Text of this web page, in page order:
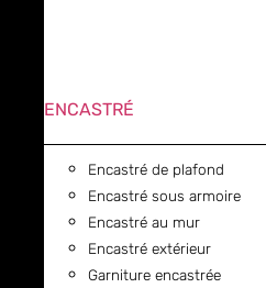
ENCASTRÉ
Encastré de plafond
Encastré sous armoire
Encastré au mur
Encastré extérieur
Garniture encastrée